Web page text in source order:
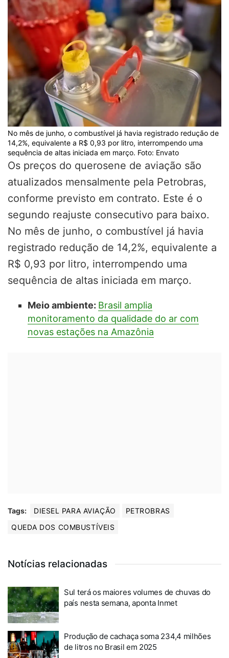
No mês de junho, o combustível já havia registrado redução de
14,2%, equivalente a R$ 0,93 por litro, interrompendo uma
sequência de altas iniciada em março. Foto: Envato
Os preços do querosene de aviação são
atualizados mensalmente pela Petrobras,
conforme previsto em contrato. Este é o
segundo reajuste consecutivo para baixo.
No mês de junho, o combustível já havia
registrado redução de 14,2%, equivalente a
R$ 0,93 por litro, interrompendo uma
sequência de altas iniciada em março.
Meio ambiente: Brasil amplia
monitoramento da qualidade do ar com
novas estações na Amazônia
Tags: DIESEL PARA AVIAÇÃO
PETROBRAS
QUEDA DOS COMBUSTÍVEIS
Notícias relacionadas
Sul terá os maiores volumes de chuvas do
país nesta semana, aponta Inmet
Produção de cachaça soma 234,4 milhões
de litros no Brasil em 2025